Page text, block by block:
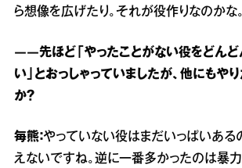
ら想像を広げたり。それが役作りなのかな。
――先ほど「やったことがない役をどんど
い」とおっしゃっていましたが、他にもや
か？
毎熊：やっていない役はまだいっぱいある
えないですね。逆に一番多かったのは暴力